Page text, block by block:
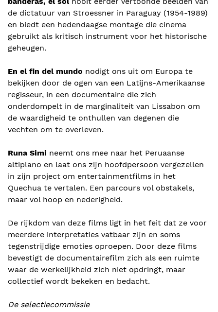
de dictatuur van Stroessner in Paraguay (1954-1989)
en biedt een hedendaagse montage die cinema
gebruikt als kritisch instrument voor het historische
geheugen.
En el fin del mundo nodigt ons uit om Europa te
bekijken door de ogen van een Latijns-Amerikaanse
regisseur, in een documentaire die zich
onderdompelt in de marginaliteit van Lissabon om
de waardigheid te onthullen van degenen die
vechten om te overleven.
Runa Simi neemt ons mee naar het Peruaanse
altiplano en laat ons zijn hoofdpersoon vergezellen
in zijn project om entertainmentfilms in het
Quechua te vertalen. Een parcours vol obstakels,
maar vol hoop en nederigheid.
De rijkdom van deze films ligt in het feit dat ze voor
meerdere interpretaties vatbaar zijn en soms
tegenstrijdige emoties oproepen. Door deze films
bevestigt de documentairefilm zich als een ruimte
waar de werkelijkheid zich niet opdringt, maar
collectief wordt bekeken en bedacht.
De selectiecommissie